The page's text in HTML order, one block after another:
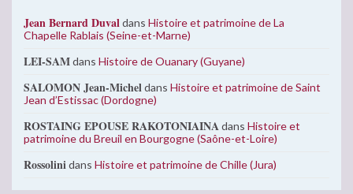
Jean Bernard Duvaldans Histoire et patrimoine de La
Chapelle Rablais (Seine-et-Marne)
LEI-SAMdans Histoire de Ouanary (Guyane)
SALOMON Jean-Micheldans Histoire et patrimoine de Saint
Jean d’Estissac (Dordogne)
ROSTAING EPOUSE RAKOTONIAINAdans Histoire et
patrimoine du Breuil en Bourgogne (Saône-et-Loire)
Rossolinidans Histoire et patrimoine de Chille (Jura)